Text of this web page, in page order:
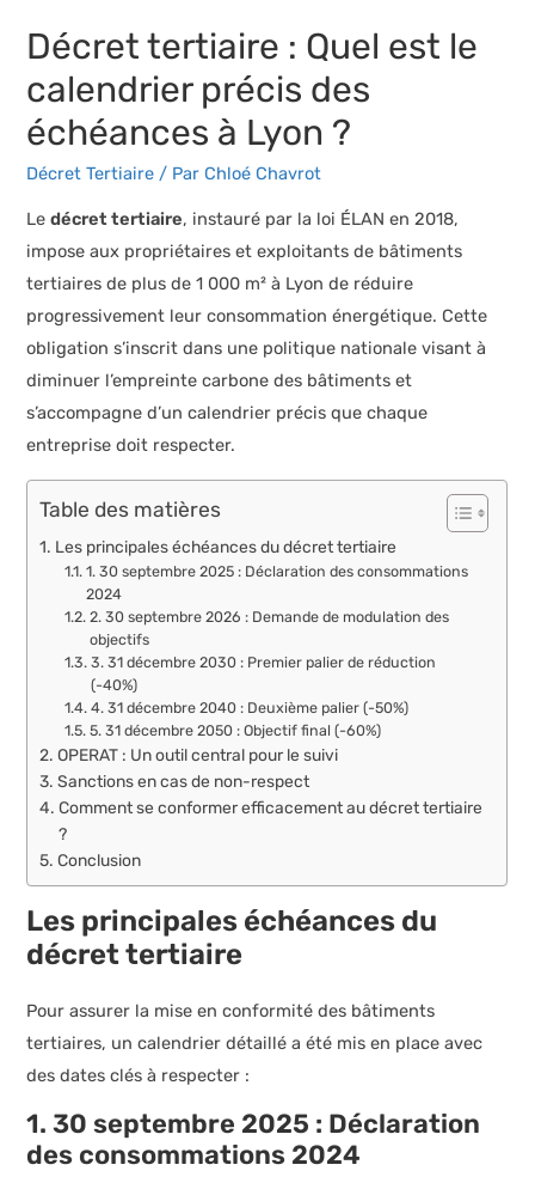
Décret tertiaire : Quel est le
calendrier précis des
échéances à Lyon ?
Décret Tertiaire / ParChloé Chavrot
Ledécret tertiaire, instauré par la loi ÉLAN en 2018,
impose aux propriétaires et exploitants de bâtiments
tertiaires de plus de 1 000 m² à Lyon de réduire
progressivement leur consommation énergétique. Cette
obligation s’inscrit dans une politique nationale visant à
diminuer l’empreinte carbone des bâtiments et
s’accompagne d’un calendrier précis que chaque
entreprise doit respecter.
Table des matières
Les principales échéances du décret tertiaire
1. 30 septembre 2025 : Déclaration des consommations
2024
2. 30 septembre 2026 : Demande de modulation des
objectifs
3. 31 décembre 2030 : Premier palier de réduction
(-40%)
4. 31 décembre 2040 : Deuxième palier (-50%)
5. 31 décembre 2050 : Objectif final (-60%)
OPERAT : Un outil central pour le suivi
Sanctions en cas de non-respect
Comment se conformer efficacement au décret tertiaire
?
Conclusion
Les principales échéances du
décret tertiaire
Pour assurer la mise en conformité des bâtiments
tertiaires, un calendrier détaillé a été mis en place avec
des dates clés à respecter :
1. 30 septembre 2025 : Déclaration
des consommations 2024